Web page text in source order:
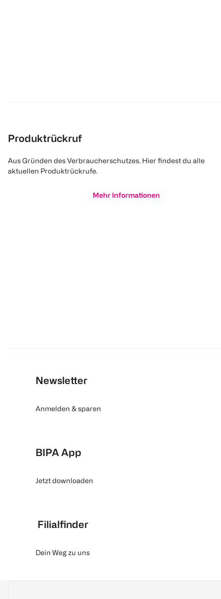
Produktrückruf
Aus Gründen des Verbraucherschutzes. Hier findest du alle
aktuellen Produktrückrufe.
Mehr Informationen
Newsletter
Anmelden & sparen
BIPA App
Jetzt downloaden
Filialfinder
Dein Weg zu uns